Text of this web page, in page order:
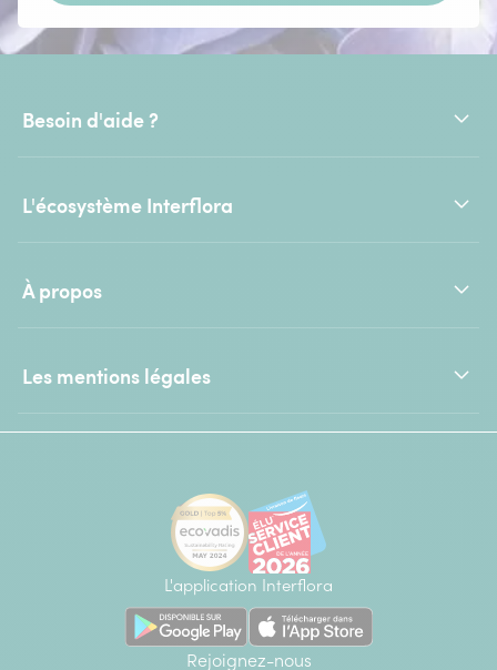
Besoin d'aide ?
L'écosystème Interflora
À propos
Les mentions légales
L'application Interflora
Rejoignez-nous